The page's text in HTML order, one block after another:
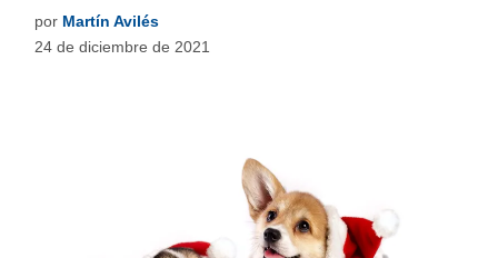
por Martín Avilés
24 de diciembre de 2021